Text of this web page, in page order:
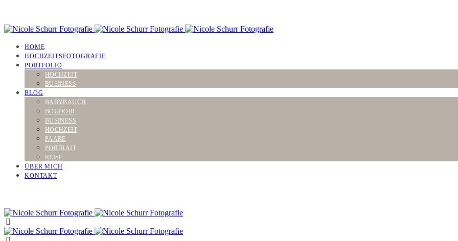
HOME
HOCHZEITSFOTOGRAFIE
PORTFOLIO
HOCHZEIT
BUSINESS
BLOG
BABYBAUCH
BOUDOIR
BUSINESS
HOCHZEIT
PAARE
PORTRAIT
REISE
ÜBER MICH
KONTAKT